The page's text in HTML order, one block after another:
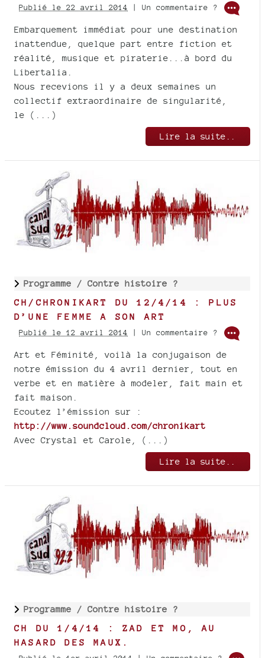
Publié le 22 avril 2014 | Un commentaire ?
Embarquement immédiat pour une destination
inattendue, quelque part entre fiction et
réalité, musique et piraterie...à bord du
Libertalia.
Nous recevions il y a deux semaines un
collectif extraordinaire de singularité,
le (...)
Lire la suite..
Programme / Contre histoire ?
CH/CHRONIKART DU 12/4/14 : PLUS
D’UNE FEMME A SON ART
Publié le 12 avril 2014 | Un commentaire ?
Art et Féminité, voilà la conjugaison de
notre émission du 4 avril dernier, tout en
verbe et en matière à modeler, fait main et
fait maison.
Ecoutez l’émission sur :
http://www.soundcloud.com/chronikart
Avec Crystal et Carole, (...)
Lire la suite..
Programme / Contre histoire ?
CH DU 1/4/14 : ZAD ET MO, AU
HASARD DES MAUX.